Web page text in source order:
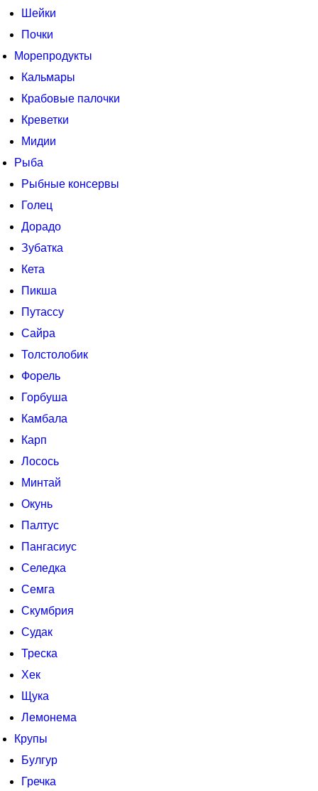
Шейки
Почки
Морепродукты
Кальмары
Крабовые палочки
Креветки
Мидии
Рыба
Рыбные консервы
Голец
Дорадо
Зубатка
Кета
Пикша
Путассу
Сайра
Толстолобик
Форель
Горбуша
Камбала
Карп
Лосось
Минтай
Окунь
Палтус
Пангасиус
Селедка
Семга
Скумбрия
Судак
Треска
Хек
Щука
Лемонема
Крупы
Булгур
Гречка